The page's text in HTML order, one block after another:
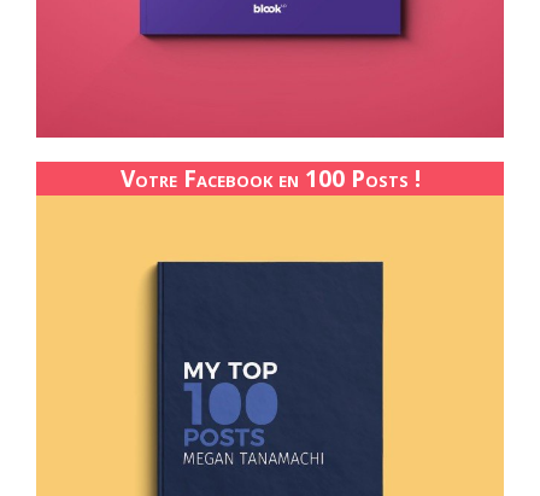
Votre Facebook en 100 Posts !